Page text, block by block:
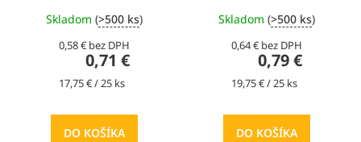
Skladom (>500 ks)
0,58 € bez DPH
0,71 €
Jednotková
17,75 € / 25 ks
DO KOŠÍKA
Skladom (>500 ks)
0,64 € bez DPH
0,79 €
Jednotková
19,75 € / 25 ks
DO KOŠÍKA